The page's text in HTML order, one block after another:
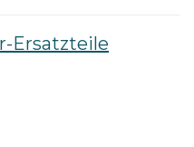
Ersatzteile